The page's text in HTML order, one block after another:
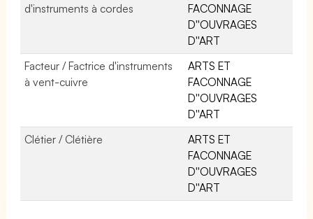
d'instruments à cordes
FACONNAGE
D''OUVRAGES
D''ART
Facteur / Factrice d'instruments
à vent-cuivre
ARTS ET
FACONNAGE
D''OUVRAGES
D''ART
Clétier / Clétière
ARTS ET
FACONNAGE
D''OUVRAGES
D''ART